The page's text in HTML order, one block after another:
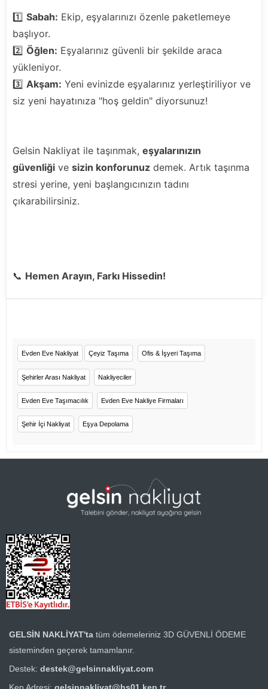
1️⃣ Sabah: Ekip, eşyalarınızı özenle paketlemeye
başlıyor.
2️⃣ Öğlen: Eşyalarınız güvenli bir şekilde araca
yükleniyor.
3️⃣ Akşam: Yeni evinizde eşyalarınız yerleştiriliyor ve
siz yeni hayatınıza "hoş geldin" diyorsunuz!
Gelsin Nakliyat ile taşınmak, eşyalarınızın
güvenliği ve sizin konforunuz demek. Artık taşınma
stresi yerine, yeni başlangıcınızın tadını
çıkarabilirsiniz.
📞 Hemen Arayın, Farkı Hissedin!
Evden Eve Nakliyat Çeyiz Taşıma Ofis & İşyeri Taşıma
Şehirler Arası Nakliyat Nakliyeciler
Evden Eve Taşımacılık Evden Eve Nakliye Firmaları
Şehir İçi Nakliyat Eşya Depolama
GELSİN NAKLİYAT'ta tüm ödemeleriniz 3D GÜVENLİ ÖDEME
sisteminden geçerek tamamlanır.
Destek: destek@gelsinnakliyat.com
Kep Adresi: gelsinnakliyat@hs01.kep.tr